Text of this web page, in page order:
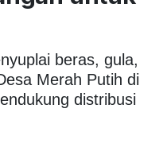
beras, gula,
Merah Putih di
distribusi